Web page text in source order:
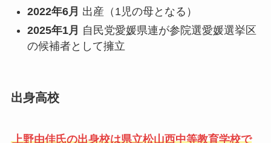
2022年6月 出産（1児の母となる）
2025年1月 自民党愛媛県連が参院選愛媛選挙区
の候補者として擁立
出身高校
上野由佳氏の出身校は県立松山西中等教育学校で